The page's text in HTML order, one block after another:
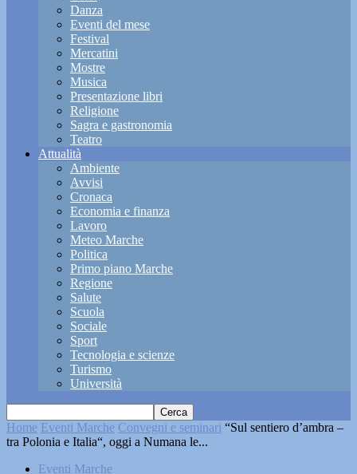
Danza
Eventi del mese
Festival
Mercatini
Mostre
Musica
Presentazione libri
Religione
Sagra e gastronomia
Teatro
Attualità
Ambiente
Avvisi
Cronaca
Economia e finanza
Lavoro
Meteo Marche
Politica
Primo piano Marche
Regione
Salute
Scuola
Sociale
Sport
Tecnologia e scienze
Turismo
Università
Home Eventi Marche Convegni e seminari “Sul sentiero d’ambra –
tra Polonia e Italia“, oggi a Numana le...
Eventi Marche